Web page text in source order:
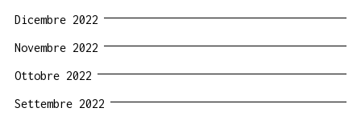
Dicembre 2022
Novembre 2022
Ottobre 2022
Settembre 2022